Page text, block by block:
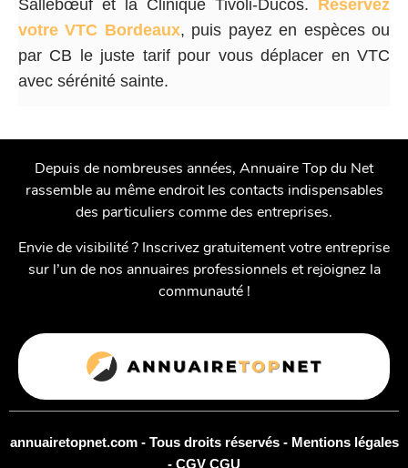
Sallebœuf et la Clinique Tivoli-Ducos. Réservez
votre VTC Bordeaux, puis payez en espèces ou
par CB le juste tarif pour vous déplacer en VTC
avec sérénité sainte.
Depuis de nombreuses années, Annuaire Top du Net
rassemble au même endroit les contacts indispensables
des particuliers comme des entreprises.
Envie de visibilité ? Inscrivez gratuitement votre entreprise
sur l’un de nos annuaires professionnels et rejoignez la
communauté !
annuairetopnet.com - Tous droits réservés - Mentions légales
- CGV CGU